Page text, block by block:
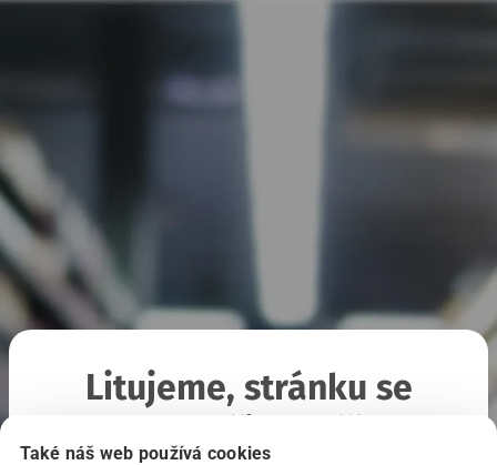
Také náš web používá cookies
Litujeme, stránku se